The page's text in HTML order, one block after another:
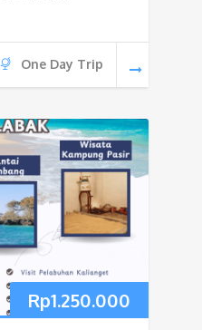
One Day Trip
Rp1.250.000